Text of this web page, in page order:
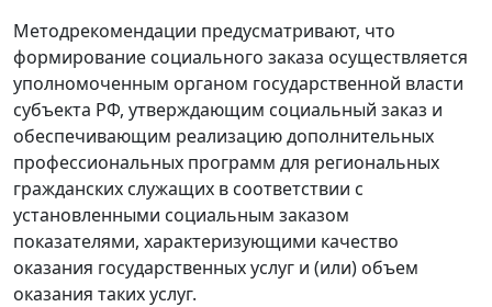
Методрекомендации предусматривают, что
формирование социального заказа осуществляется
уполномоченным органом государственной власти
субъекта РФ, утверждающим социальный заказ и
обеспечивающим реализацию дополнительных
профессиональных программ для региональных
гражданских служащих в соответствии с
установленными социальным заказом
показателями, характеризующими качество
оказания государственных услуг и (или) объем
оказания таких услуг.